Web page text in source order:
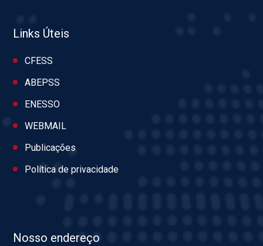
Links Úteis
CFESS
ABEPSS
ENESSO
WEBMAIL
Publicações
Política de privacidade
Nosso endereço